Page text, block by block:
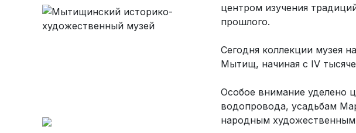
центром изучения
прошлого.
Сегодня коллекции музея
Мытищ, начиная с IV
Особое внимание уделено
водопровода, усадьбам
народным